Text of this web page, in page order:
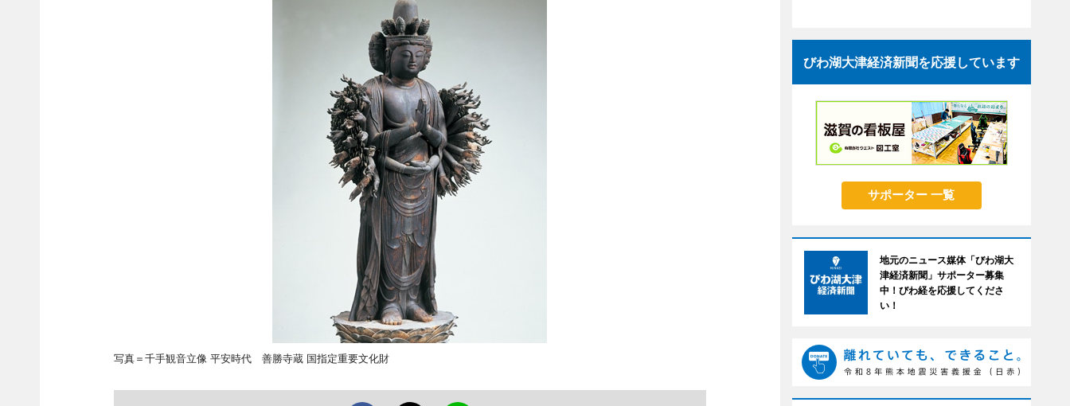
写真＝千手観音立像 平安時代 善勝寺蔵 国指定重要文化財
びわ湖大津経済新聞を応援しています
サポーター 一覧
地元のニュース媒体「びわ湖大
津経済新聞」サポーター募集
中！びわ経を応援してくださ
い！